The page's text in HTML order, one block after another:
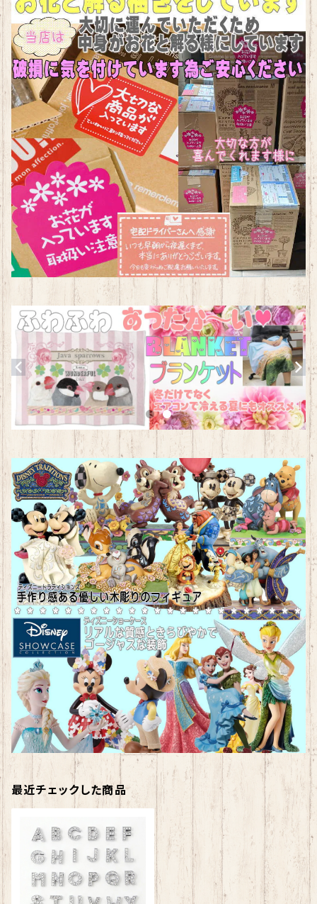
最近チェックした商品